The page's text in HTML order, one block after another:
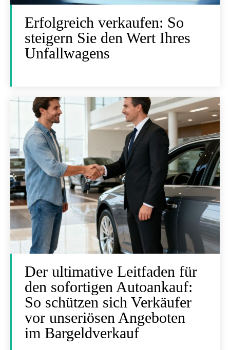
Erfolgreich verkaufen: So
steigern Sie den Wert Ihres
Unfallwagens
Der ultimative Leitfaden für
den sofortigen Autoankauf:
So schützen sich Verkäufer
vor unseriösen Angeboten
im Bargeldverkauf